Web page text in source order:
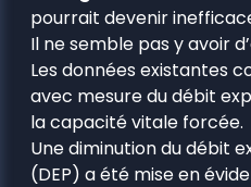
pourrait devenir
Il ne semble pas y avoir
Les données existantes
avec mesure du débit
la capacité vitale forcée.
Une diminution du débit
(DEP) a été mise en